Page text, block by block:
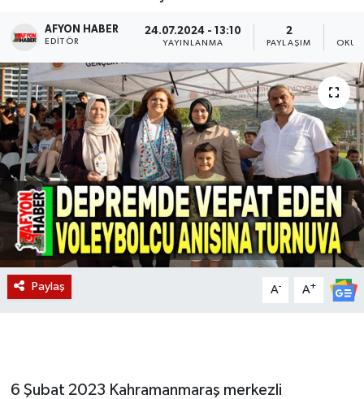
AFYON HABER
EDITÖR
24.07.2024 - 13:10
YAYINLANMA
2
PAYLAŞIM
Paylaş A- A+
6 Şubat 2023 Kahramanmaraş merkezli
Etkinlikler